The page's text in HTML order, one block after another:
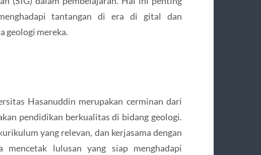
tantangan di era di gital dan
geologi mereka.
Hasanuddin merupakan cerminan dari
pendidikan berkualitas di bidang geologi.
yang relevan, dan kerjasama dengan
lulusan yang siap menghadapi